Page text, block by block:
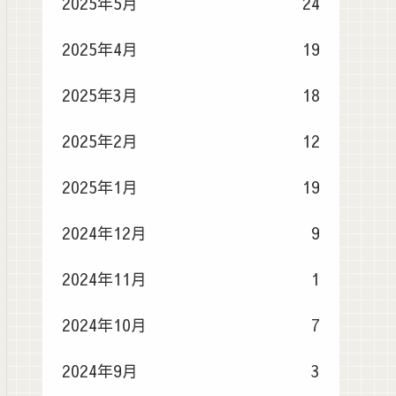
2025年4月 19
2025年3月 18
2025年2月 12
2025年1月 19
2024年12月 9
2024年11月 1
2024年10月 7
2024年9月 3